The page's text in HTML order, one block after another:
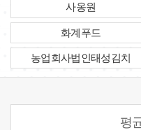
사옹원
화계푸드
농업회사법인태성김치
평